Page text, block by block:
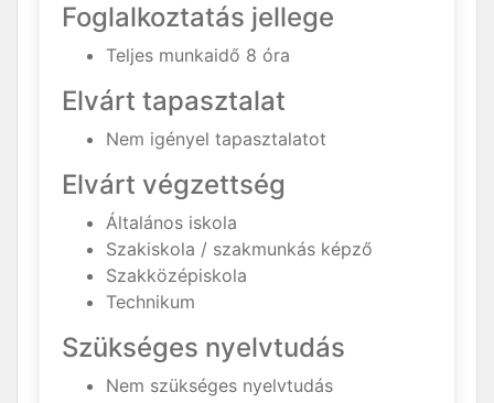
Foglalkoztatás jellege
Teljes munkaidő 8 óra
Elvárt tapasztalat
Nem igényel tapasztalatot
Elvárt végzettség
Általános iskola
Szakiskola / szakmunkás képző
Szakközépiskola
Technikum
Szükséges nyelvtudás
Nem szükséges nyelvtudás